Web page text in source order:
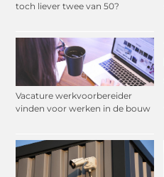
toch liever twee van 50?
Vacature werkvoorbereider
vinden voor werken in de bouw